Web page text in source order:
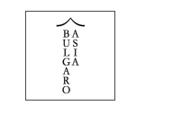
Към
съдържанието